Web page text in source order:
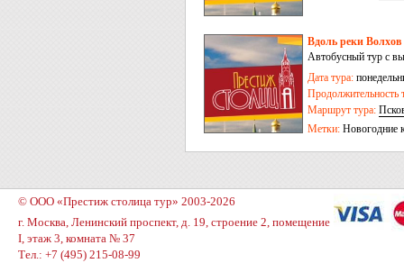
Вдоль реки Волхов
Автобусный тур с
Дата тура:
Продолжительность
Маршрут тура:
Метки: Новогодние
© ООО «Престиж столица тур» 2003-2026
г. Москва, Ленинский проспект, д. 19, строение 2, помещение
I, этаж 3, комната № 37
Тел.: +7 (495) 215-08-99